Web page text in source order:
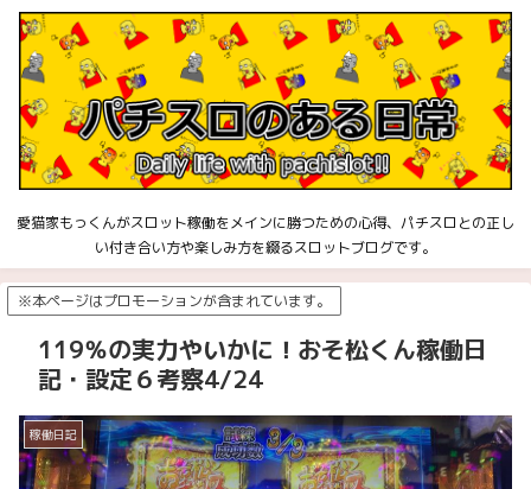
愛猫家もっくんがスロット稼働をメインに勝つための心得、パチスロとの正し
い付き合い方や楽しみ方を綴るスロットブログです。
※本ページはプロモーションが含まれています。
119％の実力やいかに！おそ松くん稼働日
記・設定６考察4/24
稼働日記